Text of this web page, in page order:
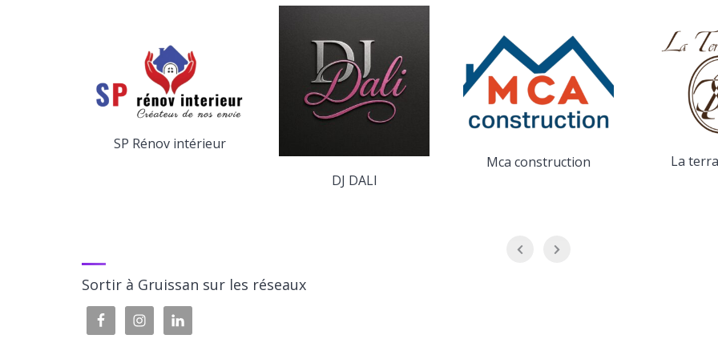
Mca construction La terrasse de Sô
Sortir à Gruissan sur les réseaux